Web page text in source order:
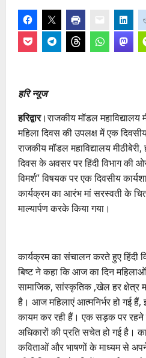
हरि न्यूज
हरिद्वार।राजकीय मॉडल महाविद्यालय
महिला दिवस की उपलक्ष में एक
राजकीय मॉडल महाविद्यालय मीठीबेरी,
दिवस के अवसर पर हिंदी विभाग की ओर
विमर्श” विषयक पर एक दिवसीय
कार्यक्रम का आरंभ मां सरस्वती के
माल्यार्पण करके किया गया।
कार्यक्रम का संचालन करते हुए हिंदी
बिष्ट ने कहा कि आज का दिन
सामाजिक, सांस्कृतिक ,खेल हर क्षेत्र
है। आज महिलाएं आत्मनिर्भर हो गई हैं,
कायम कर रही हैं। एक सड़क पर रहने
अधिकारों की प्रति सचेत हो गई है।
कविताओं और भाषणों के माध्यम से